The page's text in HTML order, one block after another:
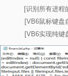
[识别所有进程
[VB6鼠标键盘
[VB6实现纯键